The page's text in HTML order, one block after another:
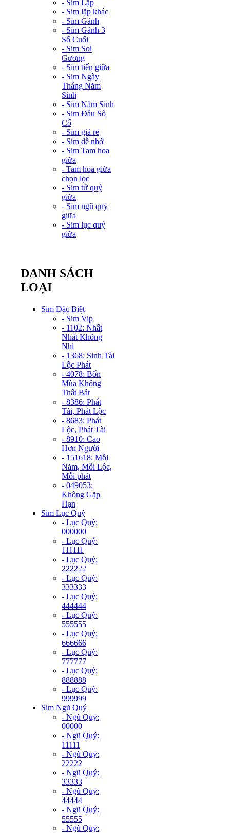
- Sim Lặp
- Sim lặp khác
- Sim Gánh
- Sim Gánh 3
Số Cuối
- Sim Soi
Gương
- Sim tiến giữa
- Sim Ngày
Tháng Năm
Sinh
- Sim Năm Sinh
- Sim Đầu Số
Cổ
- Sim giá rẻ
- Sim dễ nhớ
- Sim Tam hoa
giữa
- Tam hoa giữa
chọn lọc
- Sim tứ quý
giữa
- Sim ngũ quý
giữa
- Sim lục quý
giữa
DANH SÁCH
LOẠI
Sim Đặc Biệt
- Sim Vip
- 1102: Nhất
Nhất Không
Nhì
- 1368: Sinh Tài
Lộc Phát
- 4078: Bốn
Mùa Không
Thất Bát
- 8386: Phát
Tài, Phát Lộc
- 8683: Phát
Lộc, Phát Tài
- 8910: Cao
Hơn Người
- 151618: Mỗi
Năm, Mỗi Lộc,
Mỗi phát
- 049053:
Không Gặp
Hạn
Sim Lục Quý
- Lục Quý:
000000
- Lục Quý:
111111
- Lục Quý:
222222
- Lục Quý:
333333
- Lục Quý:
444444
- Lục Quý:
555555
- Lục Quý:
666666
- Lục Quý:
777777
- Lục Quý:
888888
- Lục Quý:
999999
Sim Ngũ Quý
- Ngũ Quý:
00000
- Ngũ Quý:
11111
- Ngũ Quý:
22222
- Ngũ Quý:
33333
- Ngũ Quý:
44444
- Ngũ Quý:
55555
- Ngũ Quý: